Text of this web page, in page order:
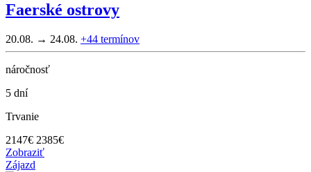
Faerské ostrovy
20.08. → 24.08. +44 termínov
náročnosť
5 dní
Trvanie
2147€ 2385€
Zobraziť
Zájazd